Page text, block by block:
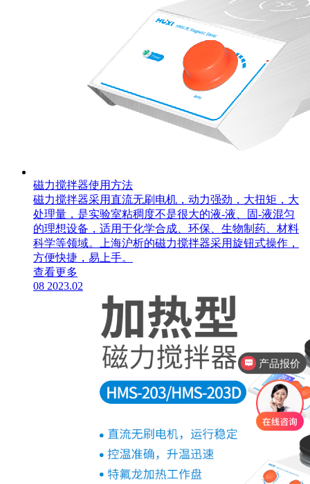
磁力搅拌器使用方法
磁力搅拌器采用直流无刷电机，动力强劲，大扭矩，大
处理量，是实验室粘稠度不是很大的液-液、固-液混匀
的理想设备，适用于化学合成、环保、生物制药、材料
科学等领域。上海沪析的磁力搅拌器采用旋钮式操作，
方便快捷，易上手。
查看更多
08 2023.02
产品报价